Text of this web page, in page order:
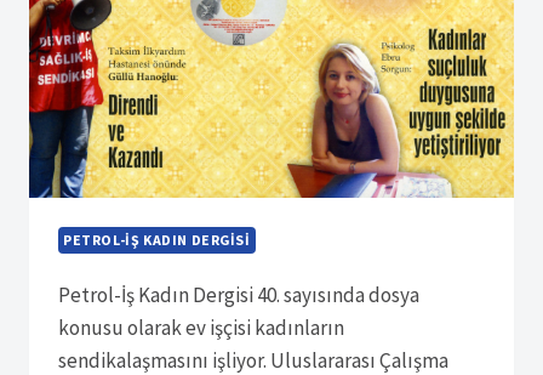
PETROL-İŞ KADIN DERGISI
Petrol-İş Kadın Dergisi 40. sayısında dosya
konusu olarak ev işçisi kadınların
sendikalaşmasını işliyor. Uluslararası Çalışma